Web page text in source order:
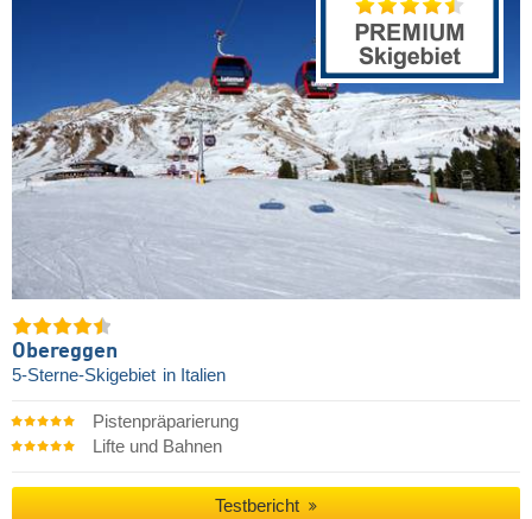
Obereggen
5-Sterne-Skigebiet in Italien
Pistenpräparierung
Lifte und Bahnen
Testbericht